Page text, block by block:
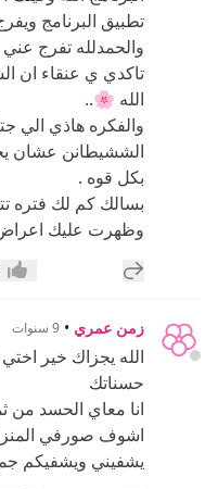
تطبيق البرنامج
والحمدلله تفرج
تاكدي ي عنقاء ان
الله 🌸..
والفكره هاذي
الششيطانن عشان
بكل قوه .
بسالك كم لك فتره
وظهرت عليك
إضافة رد جديد
زمن عمري • 9 سنوات
الله يجزاك خير
حسناتك
انا معاي الحسد من
اشوف صورفي
يشفيني ويشفيكم